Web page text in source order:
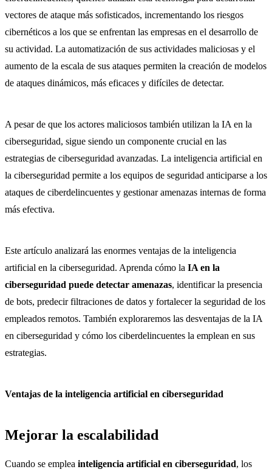
vectores de ataque más sofisticados, incrementando los riesgos
cibernéticos a los que se enfrentan las empresas en el desarrollo de
su actividad. La automatización de sus actividades maliciosas y el
aumento de la escala de sus ataques permiten la creación de modelos
de ataques dinámicos, más eficaces y difíciles de detectar.
A pesar de que los actores maliciosos también utilizan la IA en la
ciberseguridad, sigue siendo un componente crucial en las
estrategias de ciberseguridad avanzadas. La inteligencia artificial en
la ciberseguridad permite a los equipos de seguridad anticiparse a los
ataques de ciberdelincuentes y gestionar amenazas internas de forma
más efectiva.
Este artículo analizará las enormes ventajas de la inteligencia
artificial en la ciberseguridad. Aprenda cómo la IA en la
ciberseguridad puede detectar amenazas, identificar la presencia
de bots, predecir filtraciones de datos y fortalecer la seguridad de los
empleados remotos. También exploraremos las desventajas de la IA
en ciberseguridad y cómo los ciberdelincuentes la emplean en sus
estrategias.
Ventajas de la inteligencia artificial en ciberseguridad
Mejorar la escalabilidad
Cuando se emplea inteligencia artificial en ciberseguridad, los